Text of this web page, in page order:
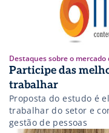
Destaques sobre o mercado
Participe das
trabalhar
Proposta do estudo é
trabalhar do setor e
gestão de pessoas